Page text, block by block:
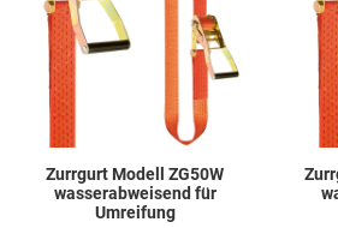
Zurrgurt Modell ZG50W
wasserabweisend für
Umreifung